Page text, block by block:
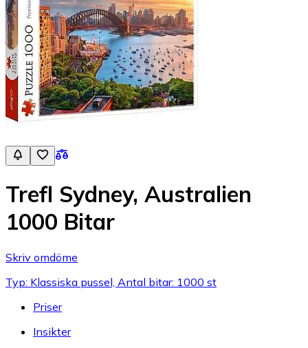
Trefl Sydney, Australien
1000 Bitar
Skriv omdöme
Typ: Klassiska pussel, Antal bitar: 1000 st
Priser
Insikter